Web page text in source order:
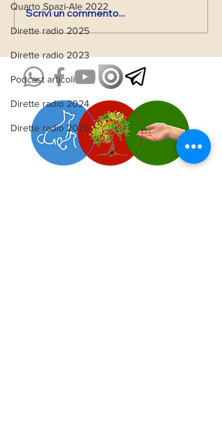
Quarto Spazi-Ale 2022
Dirette radio 2025
Dirette radio 2023
Podcast articoli
Dirette radio 2024
Dirette radio 2026
VIAGGIO NEI PAESAGGI
DELL' ANIMA CON IL
Scrivi un commento...